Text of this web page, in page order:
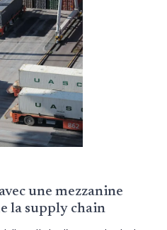
une mezzanine
la supply chain